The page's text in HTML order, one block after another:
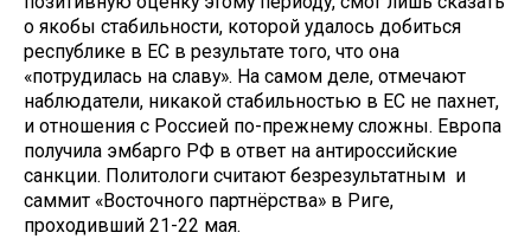
о якобы стабильности, которой удалось добиться
республике в ЕС в результате того, что она
«потрудилась на славу». На самом деле, отмечают
наблюдатели, никакой стабильностью в ЕС не пахнет,
и отношения с Россией по-прежнему сложны. Европа
получила эмбарго РФ в ответ на антироссийские
санкции. Политологи считают безрезультатным и
саммит «Восточного партнёрства» в Риге,
проходивший 21-22 мая.